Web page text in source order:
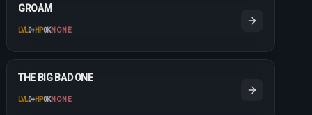
GROAM
LVL0+HP0KNONE
THE BIG BAD ONE
LVL0+HP0KNONE